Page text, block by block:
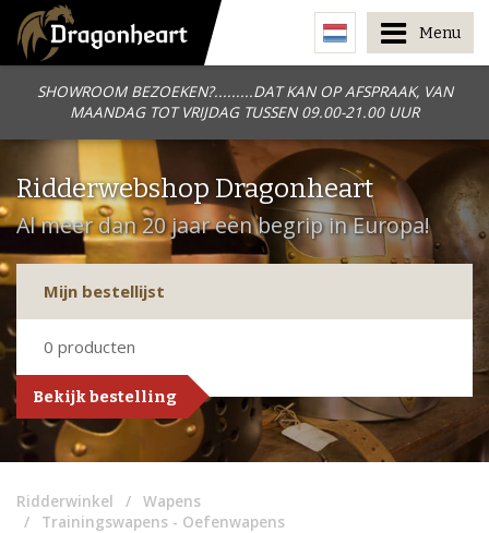
SHOWROOM BEZOEKEN?.........DAT KAN OP AFSPRAAK, VAN
MAANDAG TOT VRIJDAG TUSSEN 09.00-21.00 UUR
Menu
Ridderwebshop Dragonheart
Al meer dan 20 jaar een begrip in Europa!
Mijn bestellijst
0 producten
Bekijk bestelling
Ridderwinkel
Wapens
Trainingswapens - Oefenwapens